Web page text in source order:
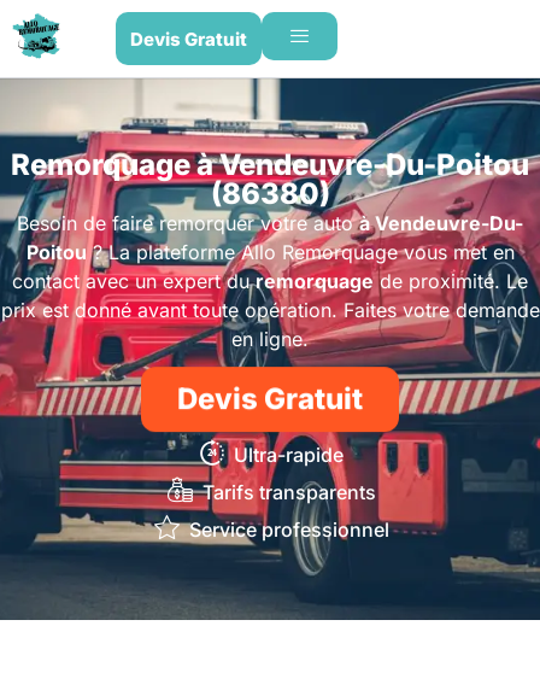
Devis Gratuit
Remorquage à Vendeuvre-Du-Poitou
(86380)
Besoin de faire remorquer votre autoà Vendeuvre-Du-
Poitou? La plateforme Allo Remorquage vous met en
contact avec un expert duremorquage de proximité. Le
prix est donné avant toute opération. Faites votre demande
en ligne.
Devis Gratuit
Ultra-rapide
Tarifs transparents
Service professionnel